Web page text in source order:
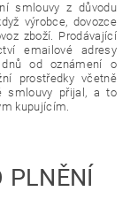
smlouvy z důvodu
výrobce, dovozce
zboží. Prodávající
emailové adresy
od oznámení o
prostředky včetně
smlouvy přijal, a to
kupujícím.
PLNĚNÍ